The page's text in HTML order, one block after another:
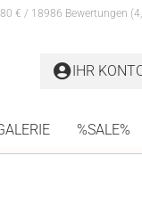
€ / 18986 Bewertungen
IHR
%SALE%